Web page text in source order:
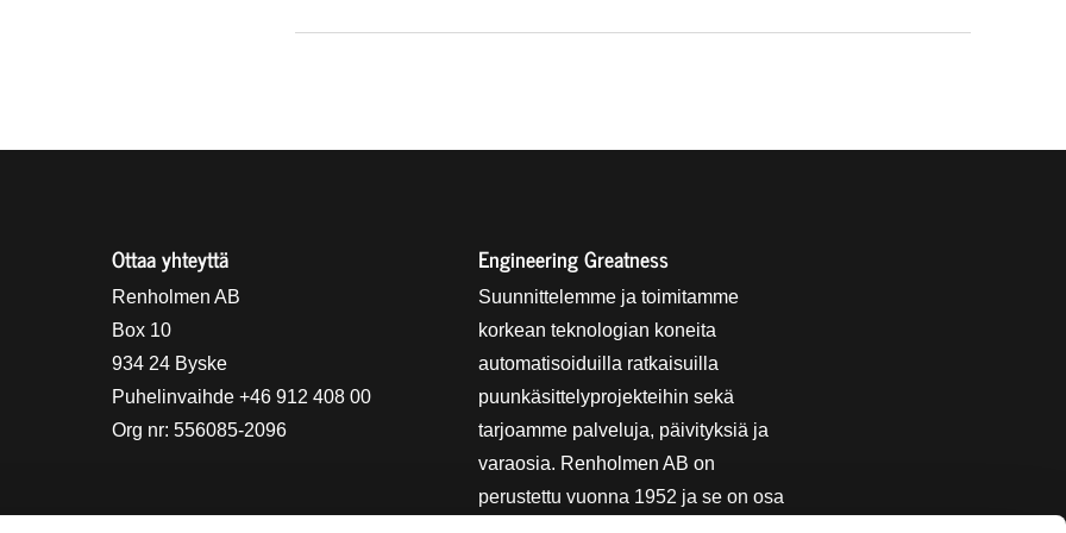
Ottaa yhteyttä
Renholmen AB
Box 10
934 24 Byske
Puhelinvaihde +46 912 408 00
Org nr: 556085-2096
Engineering Greatness
Suunnittelemme ja toimitamme
korkean teknologian koneita
automatisoiduilla ratkaisuilla
puunkäsittelyprojekteihin sekä
tarjoamme palveluja, päivityksiä ja
varaosia. Renholmen AB on
perustettu vuonna 1952 ja se on osa